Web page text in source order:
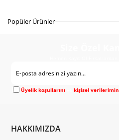
Üyelik koşullarını vekişisel verilerimin
HAKKIMIZDA
Popüler Ürünler